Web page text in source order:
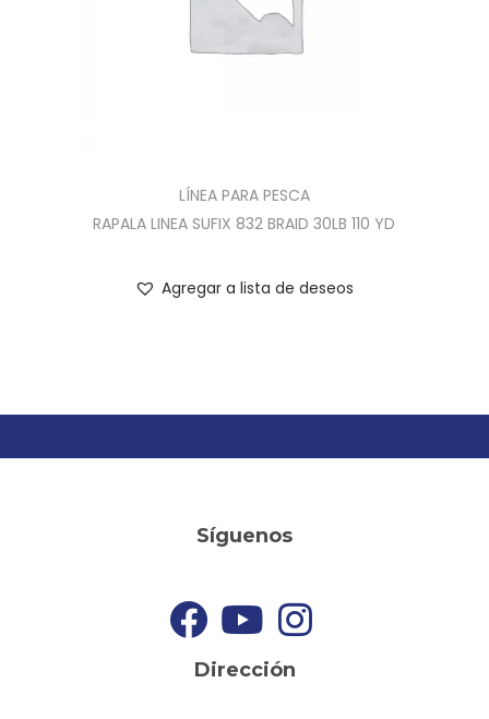
LÍNEA PARA PESCA
RAPALA LINEA SUFIX 832 BRAID 30LB 110 YD
Agregar a lista de deseos
Síguenos
Dirección